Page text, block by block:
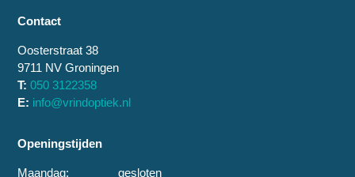
Contact
Oosterstraat 38
9711 NV Groningen
T: 050 3122358
E: info@vrindoptiek.nl
Openingstijden
Maandag: gesloten